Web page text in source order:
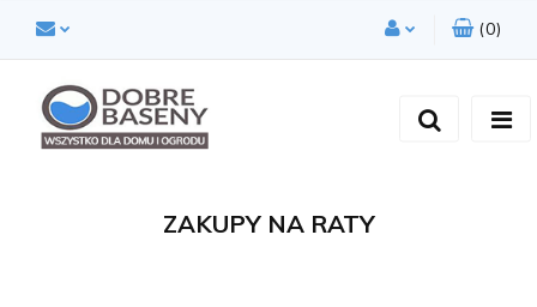
(0)
ZAKUPY NA RATY